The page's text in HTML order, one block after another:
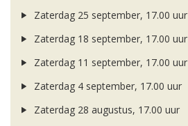
Zaterdag 25 september, 17.00 uur
Zaterdag 18 september, 17.00 uur
Zaterdag 11 september, 17.00 uur
Zaterdag 4 september, 17.00 uur
Zaterdag 28 augustus, 17.00 uur